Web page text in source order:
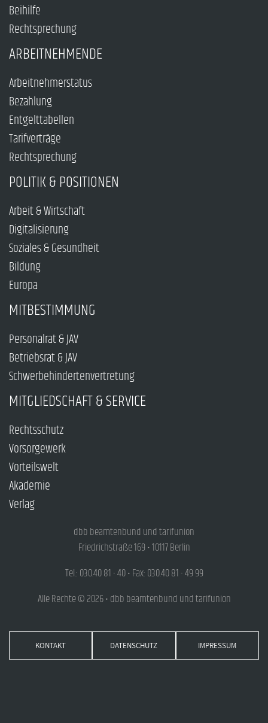
Beihilfe
Rechtsprechung
ARBEITNEHMENDE
Arbeitnehmerstatus
Bezahlung
Entgelttabellen
Tarifverträge
Rechtsprechung
POLITIK & POSITIONEN
Arbeit & Wirtschaft
Digitalisierung
Soziales & Gesundheit
Bildung
Europa
MITBESTIMMUNG
Personalrat & JAV
Betriebsrat & JAV
Schwerbehindertenvertretung
MITGLIEDSCHAFT & SERVICE
Rechtsschutz
Vorsorgewerk
Vorteilswelt
Akademie
Verlag
dbb beamtenbund und tarifunion
Friedrichstraße 169 • 10117 Berlin
Tel.: 030.40 81 - 40 • Fax: 030.40 81 - 49 99
Alle Rechte © 2026 • dbb beamtenbund und tarifunion
KONTAKT DATENSCHUTZ IMPRESSUM